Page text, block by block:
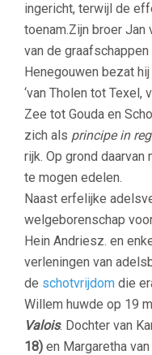
ingericht, terwijl de
toenam.Zijn broer Jan
van de
Henegouwen bezat
‘van Tholen tot Texel,
Zee tot Gouda en
zich als principe in
rijk. Op grond daarvan
te mogen edelen.
Naast erfelijke
welgeborenschap
Hein Andriesz. en
verleningen van
de schotvrijdom die
Willem huwde op 19
Valois. Dochter van
18) en Margaretha van